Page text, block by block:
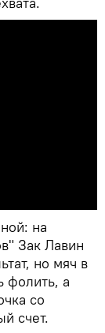
на
Зак Лавин
но мяч в
фолить, а
со
счет.